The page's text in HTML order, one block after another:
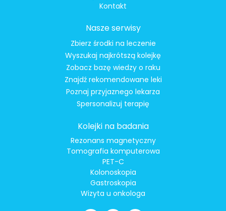
Kontakt
Nasze serwisy
Zbierz środki na leczenie
Wyszukaj najkrótszą kolejkę
Zobacz bazę wiedzy o raku
Znajdź rekomendowane leki
Poznaj przyjaznego lekarza
Spersonalizuj terapię
Kolejki na badania
Rezonans magnetyczny
Tomografia komputerowa
PET-C
Kolonoskopia
Gastroskopia
Wizyta u onkologa